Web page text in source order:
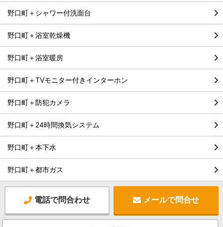
野口町＋シャワー付洗面台
野口町＋浴室乾燥機
野口町＋浴室暖房
野口町＋TVモニター付きインターホン
野口町＋防犯カメラ
野口町＋24時間換気システム
野口町＋本下水
野口町＋都市ガス
電話で問合わせ メールで問合せ